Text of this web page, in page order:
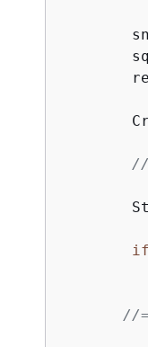
//
if
//